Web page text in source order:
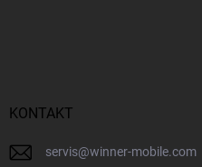
KONTAKT
servis@winner-mobile.com